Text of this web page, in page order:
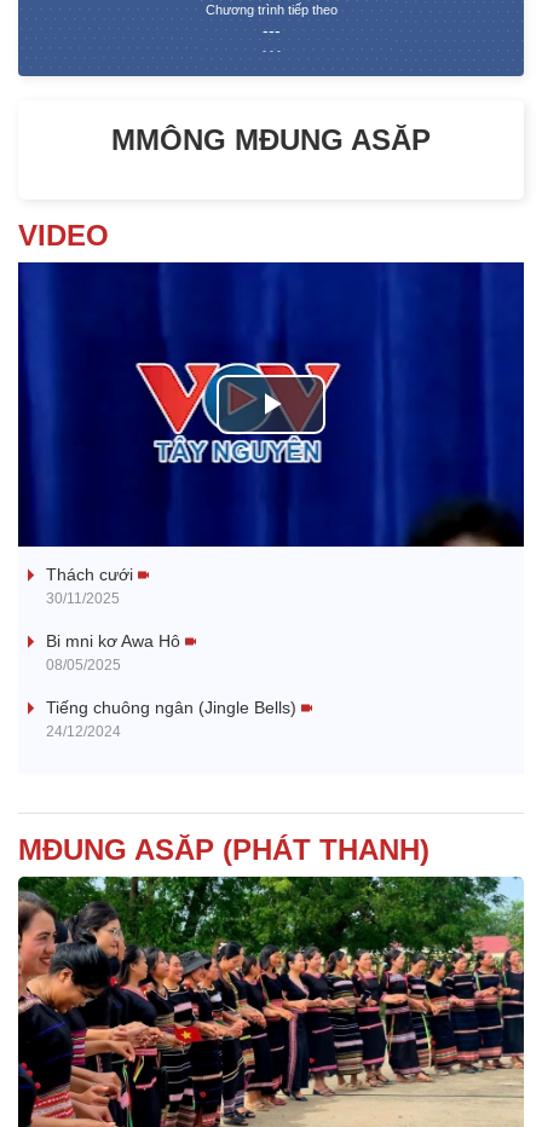
Chương trình tiếp theo
---
- - -
MMÔNG MĐUNG ASĂP
VIDEO
P
a
i
e
o
Thách cưới
30/11/2025
Bi mni kơ Awa Hô
08/05/2025
Tiếng chuông ngân (Jingle Bells)
24/12/2024
MĐUNG ASĂP (PHÁT THANH)